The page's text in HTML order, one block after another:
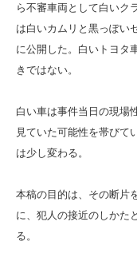
ら不審車両として白いク
は白いカムリと黒っぽい
に公開した。白いトヨタ
きではない。
白い車は事件当日の現場
見ていた可能性を帯びて
は少し変わる。
本稿の目的は、その断片
に、犯人の接近のしかた
る。